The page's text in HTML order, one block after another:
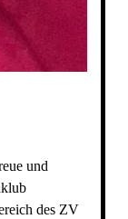
und
des ZV